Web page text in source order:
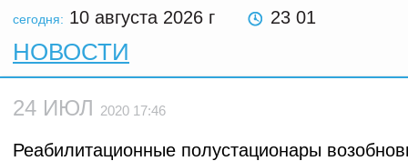
сегодня: 10 августа 2026 г 23 01
НОВОСТИ
24 ИЮЛ 2020 17:46
Реабилитационные полустационары